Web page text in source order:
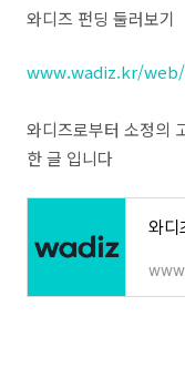
와디즈 펀딩 둘러보기
www.wadiz.kr/
와디즈로부터 소정의
한 글 입니다
와디